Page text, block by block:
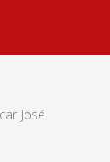
José